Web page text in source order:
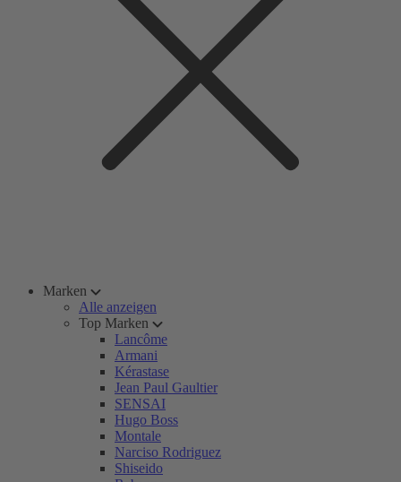
Marken
Alle anzeigen
Top Marken
Lancôme
Armani
Kérastase
Jean Paul Gaultier
SENSAI
Hugo Boss
Montale
Narciso Rodriguez
Shiseido